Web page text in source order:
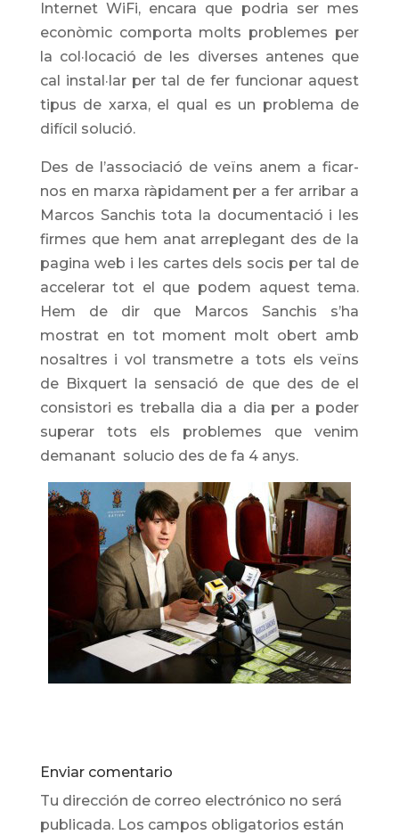
Internet WiFi, encara que podria ser mes
econòmic comporta molts problemes per
la col·locació de les diverses antenes que
cal instal·lar per tal de fer funcionar aquest
tipus de xarxa, el qual es un problema de
difícil solució.
Des de l’associació de veïns anem a ficar-
nos en marxa ràpidament per a fer arribar a
Marcos Sanchis tota la documentació i les
firmes que hem anat arreplegant des de la
pagina web i les cartes dels socis per tal de
accelerar tot el que podem aquest tema.
Hem de dir que Marcos Sanchis s’ha
mostrat en tot moment molt obert amb
nosaltres i vol transmetre a tots els veïns
de Bixquert la sensació de que des de el
consistori es treballa dia a dia per a poder
superar tots els problemes que venim
demanant solucio des de fa 4 anys.
Enviar comentario
Tu dirección de correo electrónico no será
publicada. Los campos obligatorios están